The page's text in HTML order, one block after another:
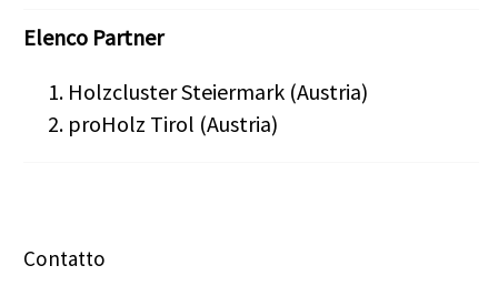
Elenco Partner
Holzcluster Steiermark (Austria)
proHolz Tirol (Austria)
Contatto